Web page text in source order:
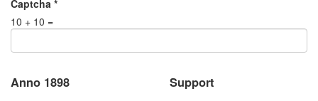
Captcha *
10 + 10 =
Anno 1898 Support